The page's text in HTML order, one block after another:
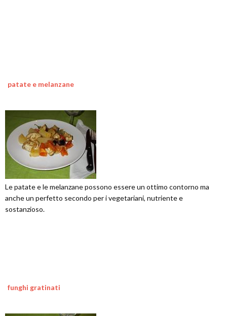
patate e melanzane
Le patate e le melanzane possono essere un ottimo contorno ma
anche un perfetto secondo per i vegetariani, nutriente e
sostanzioso.
funghi gratinati